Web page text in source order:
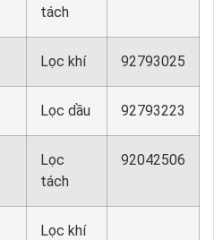
tách
Lọc khí 92793025
Lọc dầu 92793223
Lọc
tách
92042506
Lọc khí